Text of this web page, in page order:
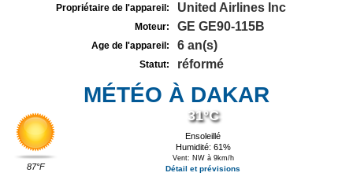
Propriétaire de l'appareil: United Airlines Inc
Moteur: GE GE90-115B
Age de l'appareil: 6 an(s)
Statut: réformé
MÉTÉO À DAKAR
87°F
31°C
Ensoleillé
Humidité: 61%
Vent: NW à 9km/h
Détail et prévisions